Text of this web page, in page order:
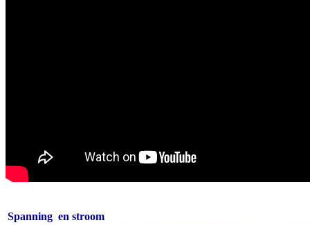
Spanning en stroom